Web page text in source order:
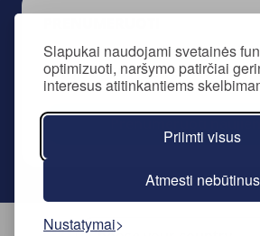
Slapukai naudojami svetainės
optimizuoti, naršymo patirčiai
interesus atitinkantiems
Priimti visus
Atmesti nebūtinus
Nustatymai
Prenumeruodami mūsų
viską, kas susiję su „SALUS